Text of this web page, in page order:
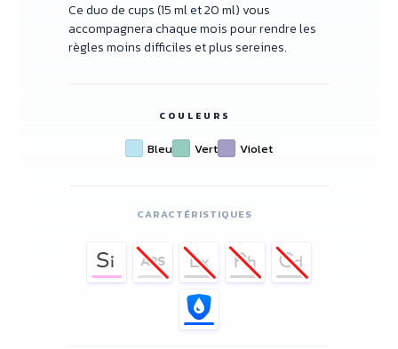
Ce duo de cups (15 ml et 20 ml) vous
accompagnera chaque mois pour rendre les
règles moins difficiles et plus sereines.
COULEURS
Bleu Vert Violet
CARACTÉRISTIQUES